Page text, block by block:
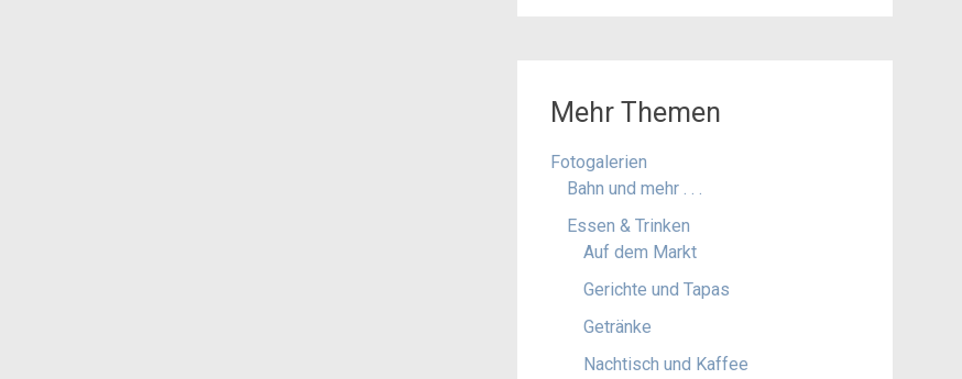
Mehr Themen
Fotogalerien
Bahn und mehr . . .
Essen & Trinken
Auf dem Markt
Gerichte und Tapas
Getränke
Nachtisch und Kaffee